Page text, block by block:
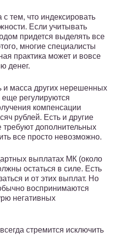
тем, что индексировать
Если учитывать
придется выделять все
многие специалисты
практика может и вовсе
денег.
и масса других нерешенных
регулируются
компенсации
рублей. Есть и другие
дополнительных
все просто невозможно.
выплатах МК (около
остаться в силе. Есть
и от этих выплат. Но
воспринимаются
негативных
стремится исключить